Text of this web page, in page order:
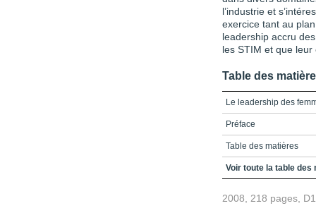
l’industrie et
exercice tant au
leadership accru
les STIM et que
Table des
Le leadership des
Préface
Table des matières
Pour favoriser le
Voir toute la table des
2008, 218 pages,